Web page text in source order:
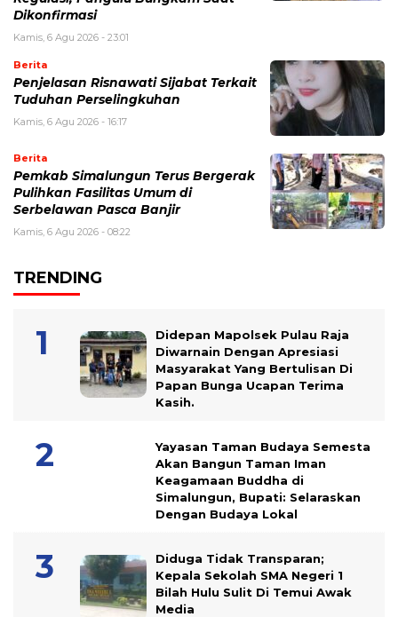
Dikonfirmasi
Kamis, 6 Agu 2026 - 23:01
Berita
Penjelasan Risnawati Sijabat Terkait
Tuduhan Perselingkuhan
Kamis, 6 Agu 2026 - 16:17
Berita
Pemkab Simalungun Terus Bergerak
Pulihkan Fasilitas Umum di
Serbelawan Pasca Banjir
Kamis, 6 Agu 2026 - 08:22
TRENDING
Didepan Mapolsek Pulau Raja
Diwarnain Dengan Apresiasi
Masyarakat Yang Bertulisan Di
Papan Bunga Ucapan Terima
Kasih.
Yayasan Taman Budaya Semesta
Akan Bangun Taman Iman
Keagamaan Buddha di
Simalungun, Bupati: Selaraskan
Dengan Budaya Lokal
Diduga Tidak Transparan;
Kepala Sekolah SMA Negeri 1
Bilah Hulu Sulit Di Temui Awak
Media